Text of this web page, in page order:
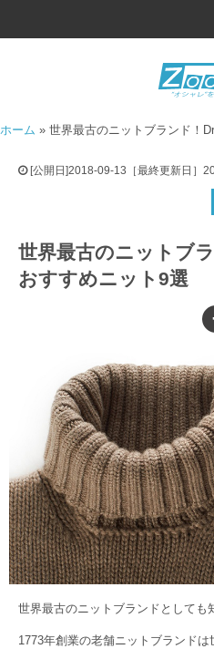
ホーム » 世界最古のニットブランド！
[公開日]2018-09-13［最終更新日］
世界最古のニットブ
おすすめニット9選
世界最古のニットブランドとしても
1773年創業の老舗ニットブランド